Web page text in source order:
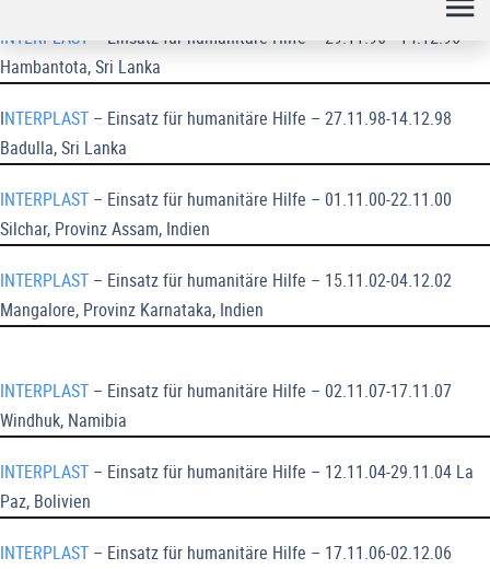
INTERPLAST
– Einsatz für humanitäre Hilfe – 29.11.96 - 14.12.96
Hambantota, Sri Lanka
INTERPLAST – Einsatz für humanitäre Hilfe – 27.11.98-14.12.98
Badulla, Sri Lanka
INTERPLAST – Einsatz für humanitäre Hilfe – 01.11.00-22.11.00
Silchar, Provinz Assam, Indien
INTERPLAST – Einsatz für humanitäre Hilfe – 15.11.02-04.12.02
Mangalore, Provinz Karnataka, Indien
INTERPLAST – Einsatz für humanitäre Hilfe – 02.11.07-17.11.07
Windhuk, Namibia
INTERPLAST – Einsatz für humanitäre Hilfe – 12.11.04-29.11.04 La
Paz, Bolivien
INTERPLAST – Einsatz für humanitäre Hilfe – 17.11.06-02.12.06